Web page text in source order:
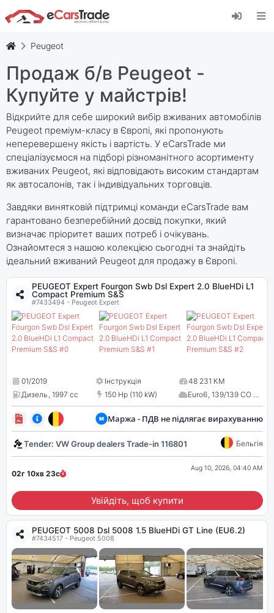
Встановіть веб-програму eCarsTrade,
додайте її на головний екран і отримуйте
Peugeot
Продаж б/в Peugeot -
Купуйте у майстрів!
Відкрийте для себе широкий вибір вживаних автомобілів
Peugeot преміум-класу в Європі, які пропонують
неперевершену якість і вартість. У eCarsTrade ми
спеціалізуємося на підборі різноманітного асортименту
вживаних Peugeot, які відповідають високим стандартам
як автосалонів, так і індивідуальних торговців.
Завдяки винятковій підтримці команди eCarsTrade вам
гарантовано безперебійний досвід покупки, який
визначає пріоритет ваших потреб і очікувань.
Ознайомтеся з нашою колекцією сьогодні та знайдіть
ідеальний вживаний Peugeot для продажу в Європі.
PEUGEOT Expert Fourgon Swb Dsl Expert 2.0 BlueHDi L1
Compact Premium S&S
#7433494 - Peugeot Expert
01/2019 Інструкція
48 231 КМ
Дизель, 1997 cc 150 Hp (110 kW) Euro6, 139/139 CO 2
Маржа - ПДВ не підлягає вирахуванню
Tender: VW Group dealers Trade-in 116801 Бельгія
02г 10хв 22с
Aug 10, 2026, 04:40 AM
Увійдіть, щоб купити
PEUGEOT 5008 Dsl 5008 1.5 BlueHDi GT Line (EU6.2)
#7434517 - Peugeot 5008